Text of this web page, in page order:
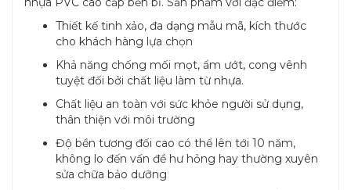
Thiết kế tinh xảo, đa dạng mẫu mã, kích thước
cho khách hàng lựa chọn
Khả năng chống mối mọt, ẩm ướt, cong vênh
tuyệt đối bởi chất liệu làm từ nhựa.
Chất liệu an toàn với sức khỏe người sử dụng,
thân thiện với môi trường
Độ bền tương đối cao có thể lên tới 10 năm,
không lo đến vấn đề hư hỏng hay thường xuyên
sửa chữa bảo dưỡng